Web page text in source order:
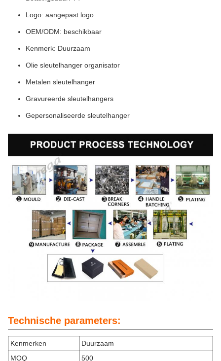
Logo: aangepast logo
OEM/ODM: beschikbaar
Kenmerk: Duurzaam
Olie sleutelhanger organisator
Metalen sleutelhanger
Gravureerde sleutelhangers
Gepersonaliseerde sleutelhanger
Technische parameters:
Kenmerken
Duurzaam
MOQ
500